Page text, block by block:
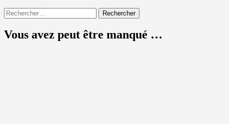
Rechercher :
Vous avez peut être manqué …